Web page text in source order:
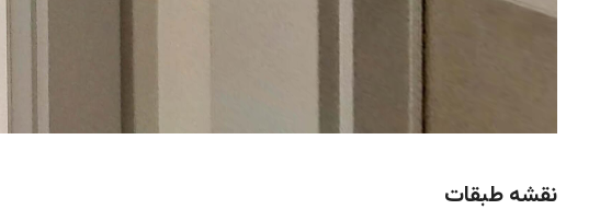
نقشه طبقات